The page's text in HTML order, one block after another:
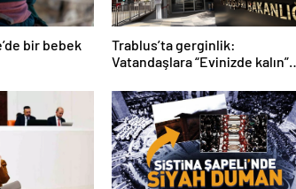
bir bebek
Trablus’ta gerginlik:
Vatandaşlara “Evinizde kalın”